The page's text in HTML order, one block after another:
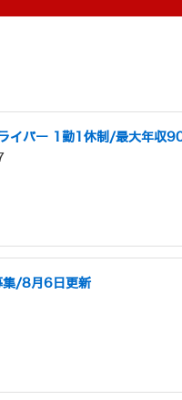
イバー 1勤1休制/最大年収
集/8月6日更新